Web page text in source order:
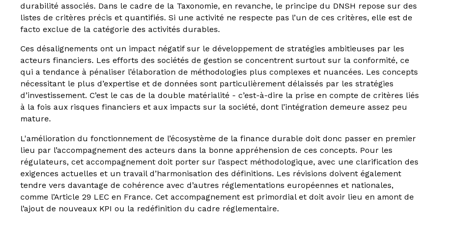
durabilité associés. Dans le cadre de la Taxonomie, en revanche, le principe du DNSH repose sur des
listes de critères précis et quantifiés. Si une activité ne respecte pas l’un de ces critères, elle est de
facto exclue de la catégorie des activités durables.
Ces désalignements ont un impact négatif sur le développement de stratégies ambitieuses par les
acteurs financiers. Les efforts des sociétés de gestion se concentrent surtout sur la conformité, ce
qui a tendance à pénaliser l’élaboration de méthodologies plus complexes et nuancées. Les concepts
nécessitant le plus d’expertise et de données sont particulièrement délaissés par les stratégies
d’investissement. C’est le cas de la double matérialité - c’est-à-dire la prise en compte de critères liés
à la fois aux risques financiers et aux impacts sur la société, dont l’intégration demeure assez peu
mature.
L'amélioration du fonctionnement de l’écosystème de la finance durable doit donc passer en premier
lieu par l’accompagnement des acteurs dans la bonne appréhension de ces concepts. Pour les
régulateurs, cet accompagnement doit porter sur l’aspect méthodologique, avec une clarification des
exigences actuelles et un travail d’harmonisation des définitions. Les révisions doivent également
tendre vers davantage de cohérence avec d’autres réglementations européennes et nationales,
comme l’Article 29 LEC en France. Cet accompagnement est primordial et doit avoir lieu en amont de
l’ajout de nouveaux KPI ou la redéfinition du cadre réglementaire.